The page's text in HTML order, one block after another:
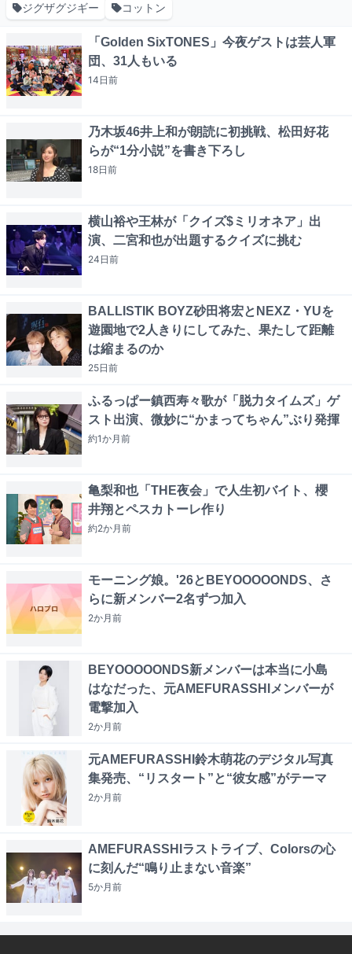
ジグザグジギー
コットン
「Golden SixTONES」今夜ゲストは芸人軍
団、31人もいる
14日前
乃木坂46井上和が朗読に初挑戦、松田好花
らが“1分小説”を書き下ろし
18日前
横山裕や王林が「クイズ$ミリオネア」出
演、二宮和也が出題するクイズに挑む
24日前
BALLISTIK BOYZ砂田将宏とNEXZ・YUを
遊園地で2人きりにしてみた、果たして距離
は縮まるのか
25日前
ふるっぱー鎮西寿々歌が「脱力タイムズ」ゲ
スト出演、微妙に“かまってちゃん”ぶり発揮
約1か月前
亀梨和也「THE夜会」で人生初バイト、櫻
井翔とペスカトーレ作り
約2か月前
モーニング娘。'26とBEYOOOOONDS、さ
らに新メンバー2名ずつ加入
2か月前
BEYOOOOONDS新メンバーは本当に小島
はなだった、元AMEFURASSHIメンバーが
電撃加入
2か月前
元AMEFURASSHI鈴木萌花のデジタル写真
集発売、“リスタート”と“彼女感”がテーマ
2か月前
AMEFURASSHIラストライブ、Colorsの心
に刻んだ“鳴り止まない音楽”
5か月前